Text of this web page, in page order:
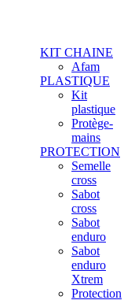
KIT CHAINE
Afam
PLASTIQUE
Kit
plastique
Protège-
mains
PROTECTION
Semelle
cross
Sabot
cross
Sabot
enduro
Sabot
enduro
Xtrem
Protection